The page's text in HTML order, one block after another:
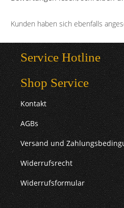
Kunden haben sich ebenfalls
Service Hotline
Shop Service
Kontakt
AGBs
Versand und
Widerrufsrecht
Widerrufsformular